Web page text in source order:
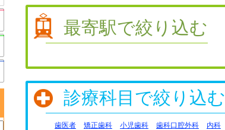
最寄駅で絞り込む
診療科目で絞り込む
歯医者 矯正歯科 小児歯科 歯科口腔外科 内科